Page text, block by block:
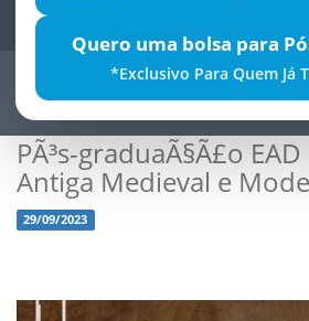
Quero uma bolsa para
*Exclusivo Para Quem Já
PÃ³s-graduaÃ§Ã£o
Antiga Medieval e
29/09/2023